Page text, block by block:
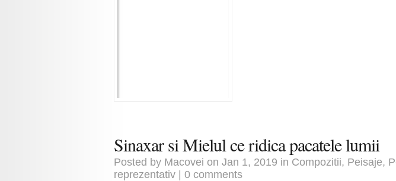
Sinaxar si Mielul ce ridica pacatele lumii
Posted by Macovei on Jan 1, 2019 in Compozitii, Peisaje,
reprezentativ
0 comments